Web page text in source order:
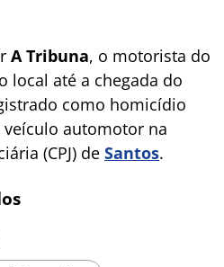
A Tribuna, o motorista do
local até a chegada do
como homicídio
automotor na
(CPJ) de Santos.